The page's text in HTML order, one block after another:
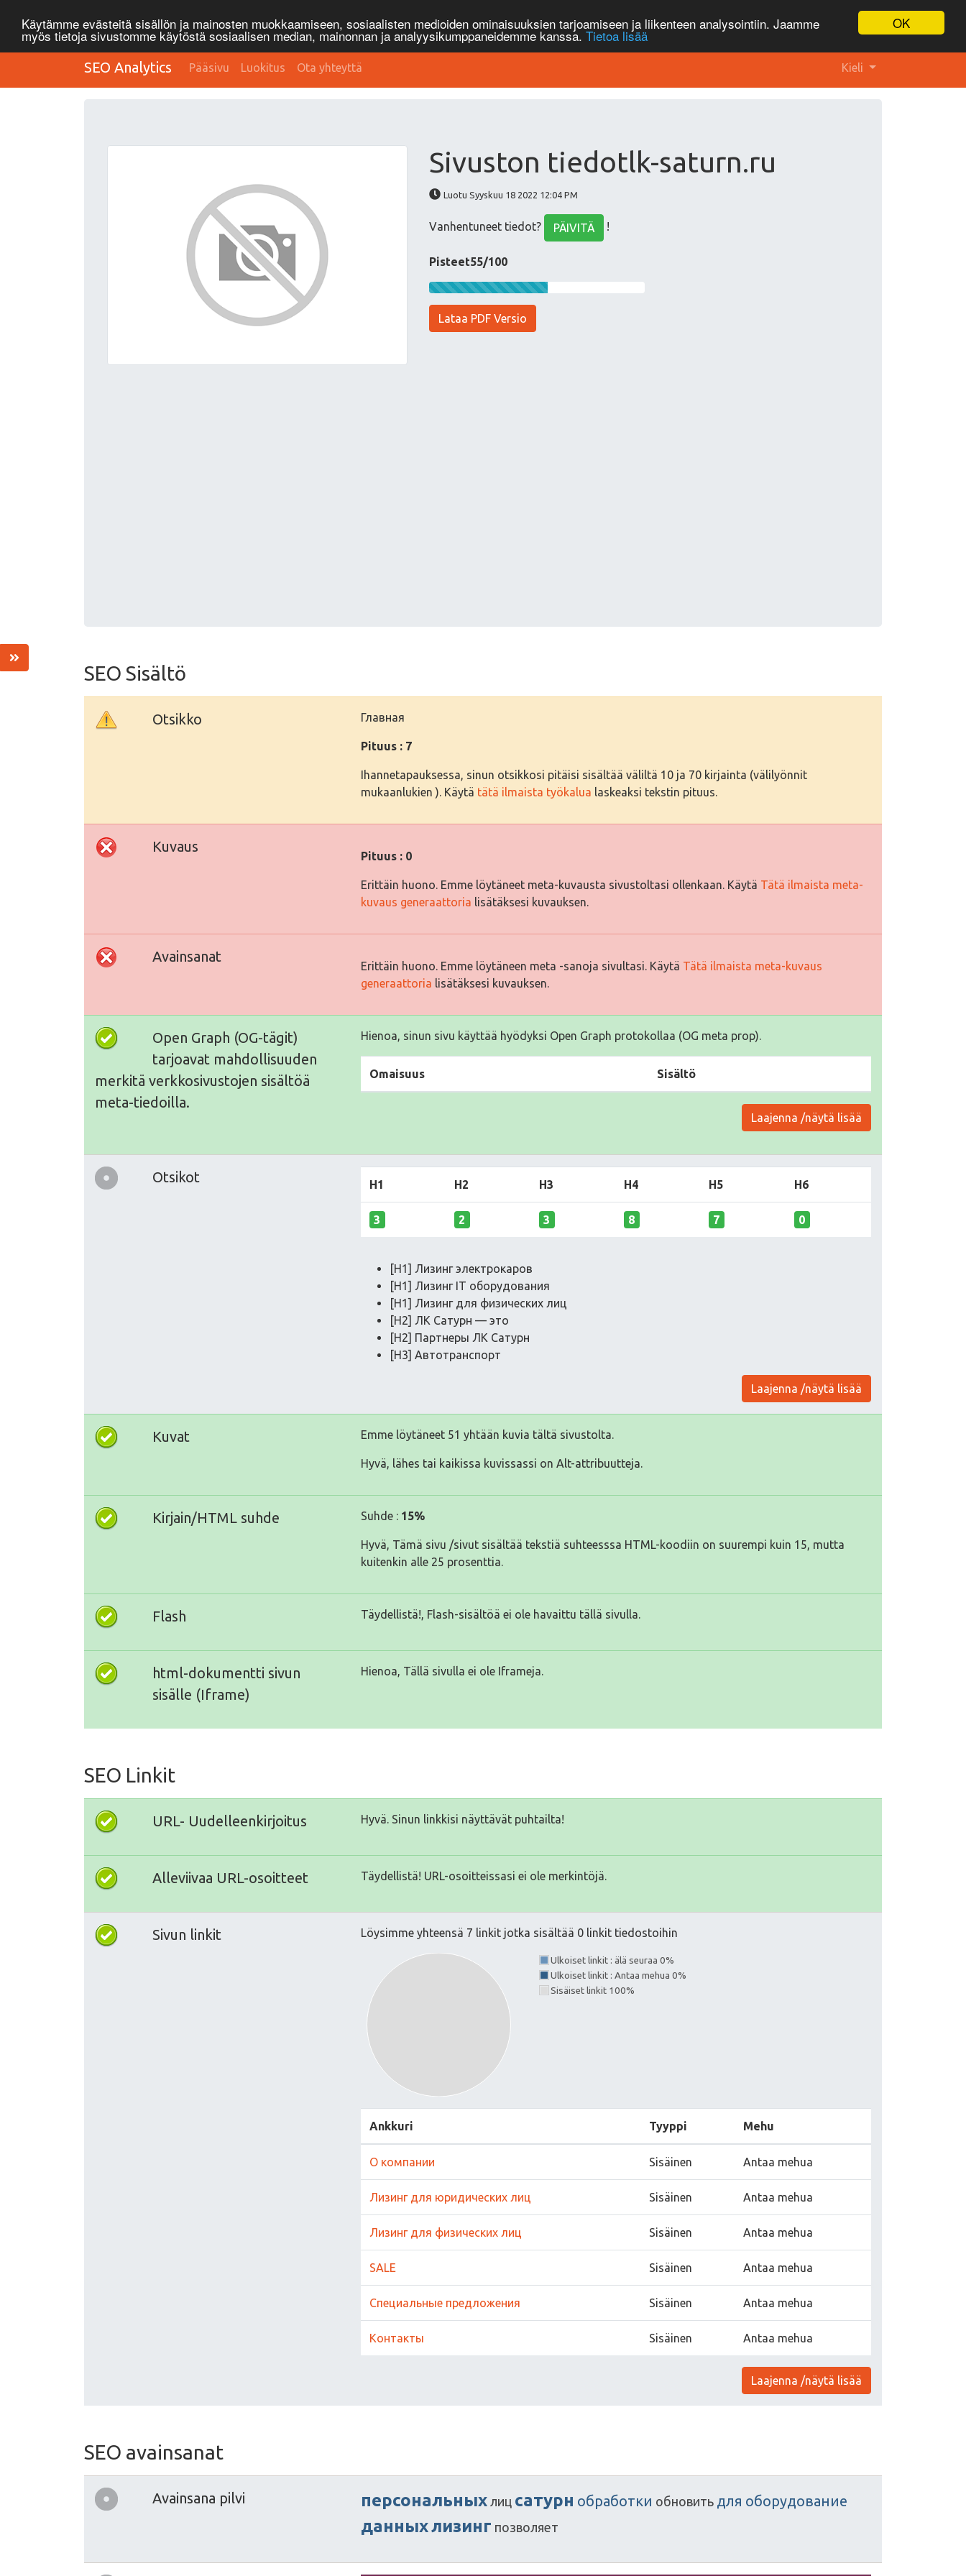
OK
Käytämme evästeitä sisällön ja mainosten muokkaamiseen, sosiaalisten medioiden ominaisuuksien tarjoamiseen ja liikenteen analysointiin. Jaamme
myös tietoja sivustomme käytöstä sosiaalisen median, mainonnan ja analyysikumppaneidemme kanssa. Tietoa lisää
SEO Analytics Pääsivu Luokitus Ota yhteyttä Kieli
Sivuston tiedotlk-saturn.ru
Luotu Syyskuu 18 2022 12:04 PM
Vanhentuneet tiedot? PÄIVITÄ !
Pisteet55/100
Lataa PDF Versio
SEO Sisältö
Otsikko Главная
Pituus : 7
Ihannetapauksessa, sinun otsikkosi pitäisi sisältää väliltä 10 ja 70 kirjainta (välilyönnit
mukaanlukien ). Käytä tätä ilmaista työkalua laskeaksi tekstin pituus.
Kuvaus
Pituus : 0
Erittäin huono. Emme löytäneet meta-kuvausta sivustoltasi ollenkaan. Käytä Tätä ilmaista meta-
kuvaus generaattoria lisätäksesi kuvauksen.
Avainsanat
Erittäin huono. Emme löytäneen meta -sanoja sivultasi. Käytä Tätä ilmaista meta-kuvaus
generaattoria lisätäksesi kuvauksen.
Open Graph (OG-tägit)
tarjoavat mahdollisuuden
merkitä verkkosivustojen sisältöä
meta-tiedoilla.
Hienoa, sinun sivu käyttää hyödyksi Open Graph protokollaa (OG meta prop).
Omaisuus Sisältö
Laajenna /näytä lisää
Otsikot H1 H2 H3 H4 H5 H6
3 2 3 8 7 0
[H1] Лизинг электрокаров
[H1] Лизинг IT оборудования
[H1] Лизинг для физических лиц
[H2] ЛК Сатурн — это
[H2] Партнеры ЛК Сатурн
[H3] Автотранспорт
Laajenna /näytä lisää
Kuvat Emme löytäneet 51 yhtään kuvia tältä sivustolta.
Hyvä, lähes tai kaikissa kuvissassi on Alt-attribuutteja.
Kirjain/HTML suhde Suhde : 15%
Hyvä, Tämä sivu /sivut sisältää tekstiä suhteesssa HTML-koodiin on suurempi kuin 15, mutta
kuitenkin alle 25 prosenttia.
Flash Täydellistä!, Flash-sisältöä ei ole havaittu tällä sivulla.
html-dokumentti sivun
sisälle (Iframe)
Hienoa, Tällä sivulla ei ole Iframeja.
SEO Linkit
URL- Uudelleenkirjoitus Hyvä. Sinun linkkisi näyttävät puhtailta!
Alleviivaa URL-osoitteet Täydellistä! URL-osoitteissasi ei ole merkintöjä.
Sivun linkit Löysimme yhteensä 7 linkit jotka sisältää 0 linkit tiedostoihin
Ulkoiset linkit : älä seuraa 0%
Ulkoiset linkit : Antaa mehua 0%
Sisäiset linkit 100%
Ankkuri Tyyppi Mehu
О компании Sisäinen Antaa mehua
Лизинг для юридических лиц Sisäinen Antaa mehua
Лизинг для физических лиц Sisäinen Antaa mehua
SALE Sisäinen Antaa mehua
Специальные предложения Sisäinen Antaa mehua
Контакты Sisäinen Antaa mehua
Laajenna /näytä lisää
SEO avainsanat
Avainsana pilvi персональных лиц сатурн обработки обновить для оборудование
данныхлизинг позволяет